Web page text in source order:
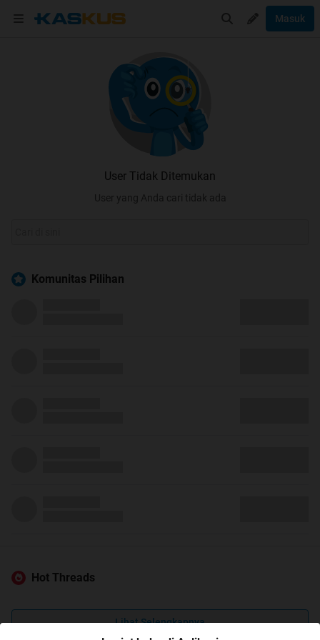
Masuk
User Tidak Ditemukan
User yang Anda cari tidak ada
Komunitas Pilihan
Hot Threads
Lihat Selengkapnya